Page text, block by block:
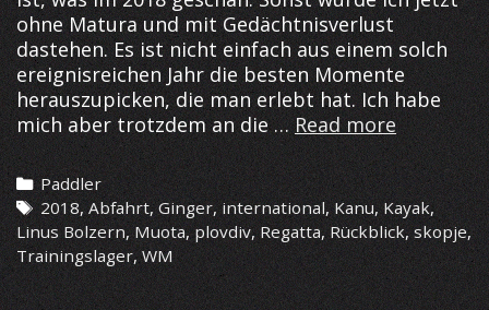
ohne Matura und mit Gedächtnisverlust
dastehen. Es ist nicht einfach aus einem solch
ereignisreichen Jahr die besten Momente
herauszupicken, die man erlebt hat. Ich habe
mich aber trotzdem an die …Read moreSaison
2018
–
What
Categories
Paddler
Tags
2018,Abfahrt,Ginger,international,Kanu,Kayak,
Linus Bolzern,Muota,plovdiv,Regatta, Rückblick,skopje,
Trainingslager,WM